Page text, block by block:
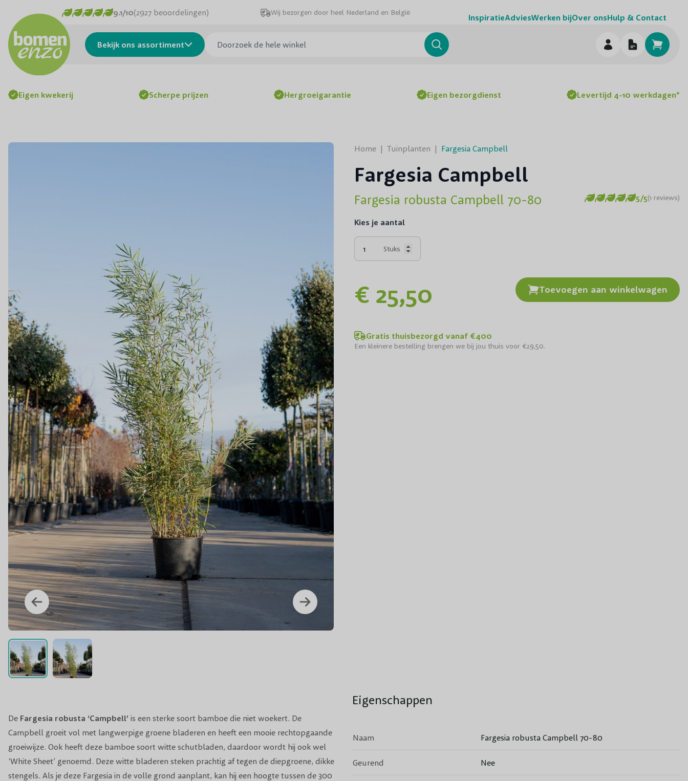
9.1/10(2927 beoordelingen) Wij bezorgen door heel Nederland en België InspiratieAdviesWerken bijOver onsHulp & Contact
Bekijk ons assortiment
Search
Eigen kwekerij Scherpe prijzen Hergroeigarantie Eigen bezorgdienst Levertijd 4-10 werkdagen*
Home | Tuinplanten | Fargesia Campbell
Fargesia Campbell
Fargesia robusta Campbell 70-80 5/5(1 reviews)
Kies je aantal
Stuks
€ 25,50 Toevoegen aan winkelwagen
Gratis thuisbezorgd vanaf €400
Een kleinere bestelling brengen we bij jou thuis voor €29,50.
De Fargesia robusta ‘Campbell’ is een sterke soort bamboe die niet woekert. De
Campbell groeit vol met langwerpige groene bladeren en heeft een mooie rechtopgaande
groeiwijze. Ook heeft deze bamboe soort witte schutbladen, daardoor wordt hij ook wel
‘White Sheet’ genoemd. Deze witte bladeren steken prachtig af tegen de diepgroene, dikke
stengels. Als je deze Fargesia in de volle grond aanplant, kan hij een hoogte tussen de 300
Eigenschappen
Naam Fargesia robusta Campbell 70-80
Geurend Nee